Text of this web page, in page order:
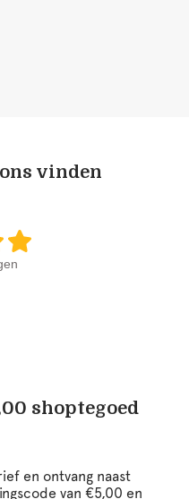
vinden
shoptegoed
en ontvang naast
van €5,00 en